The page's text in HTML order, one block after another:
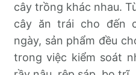
cây trồng khác nhau.
cây ăn trái cho đến
ngày, sản phẩm đều
trong việc kiểm soát